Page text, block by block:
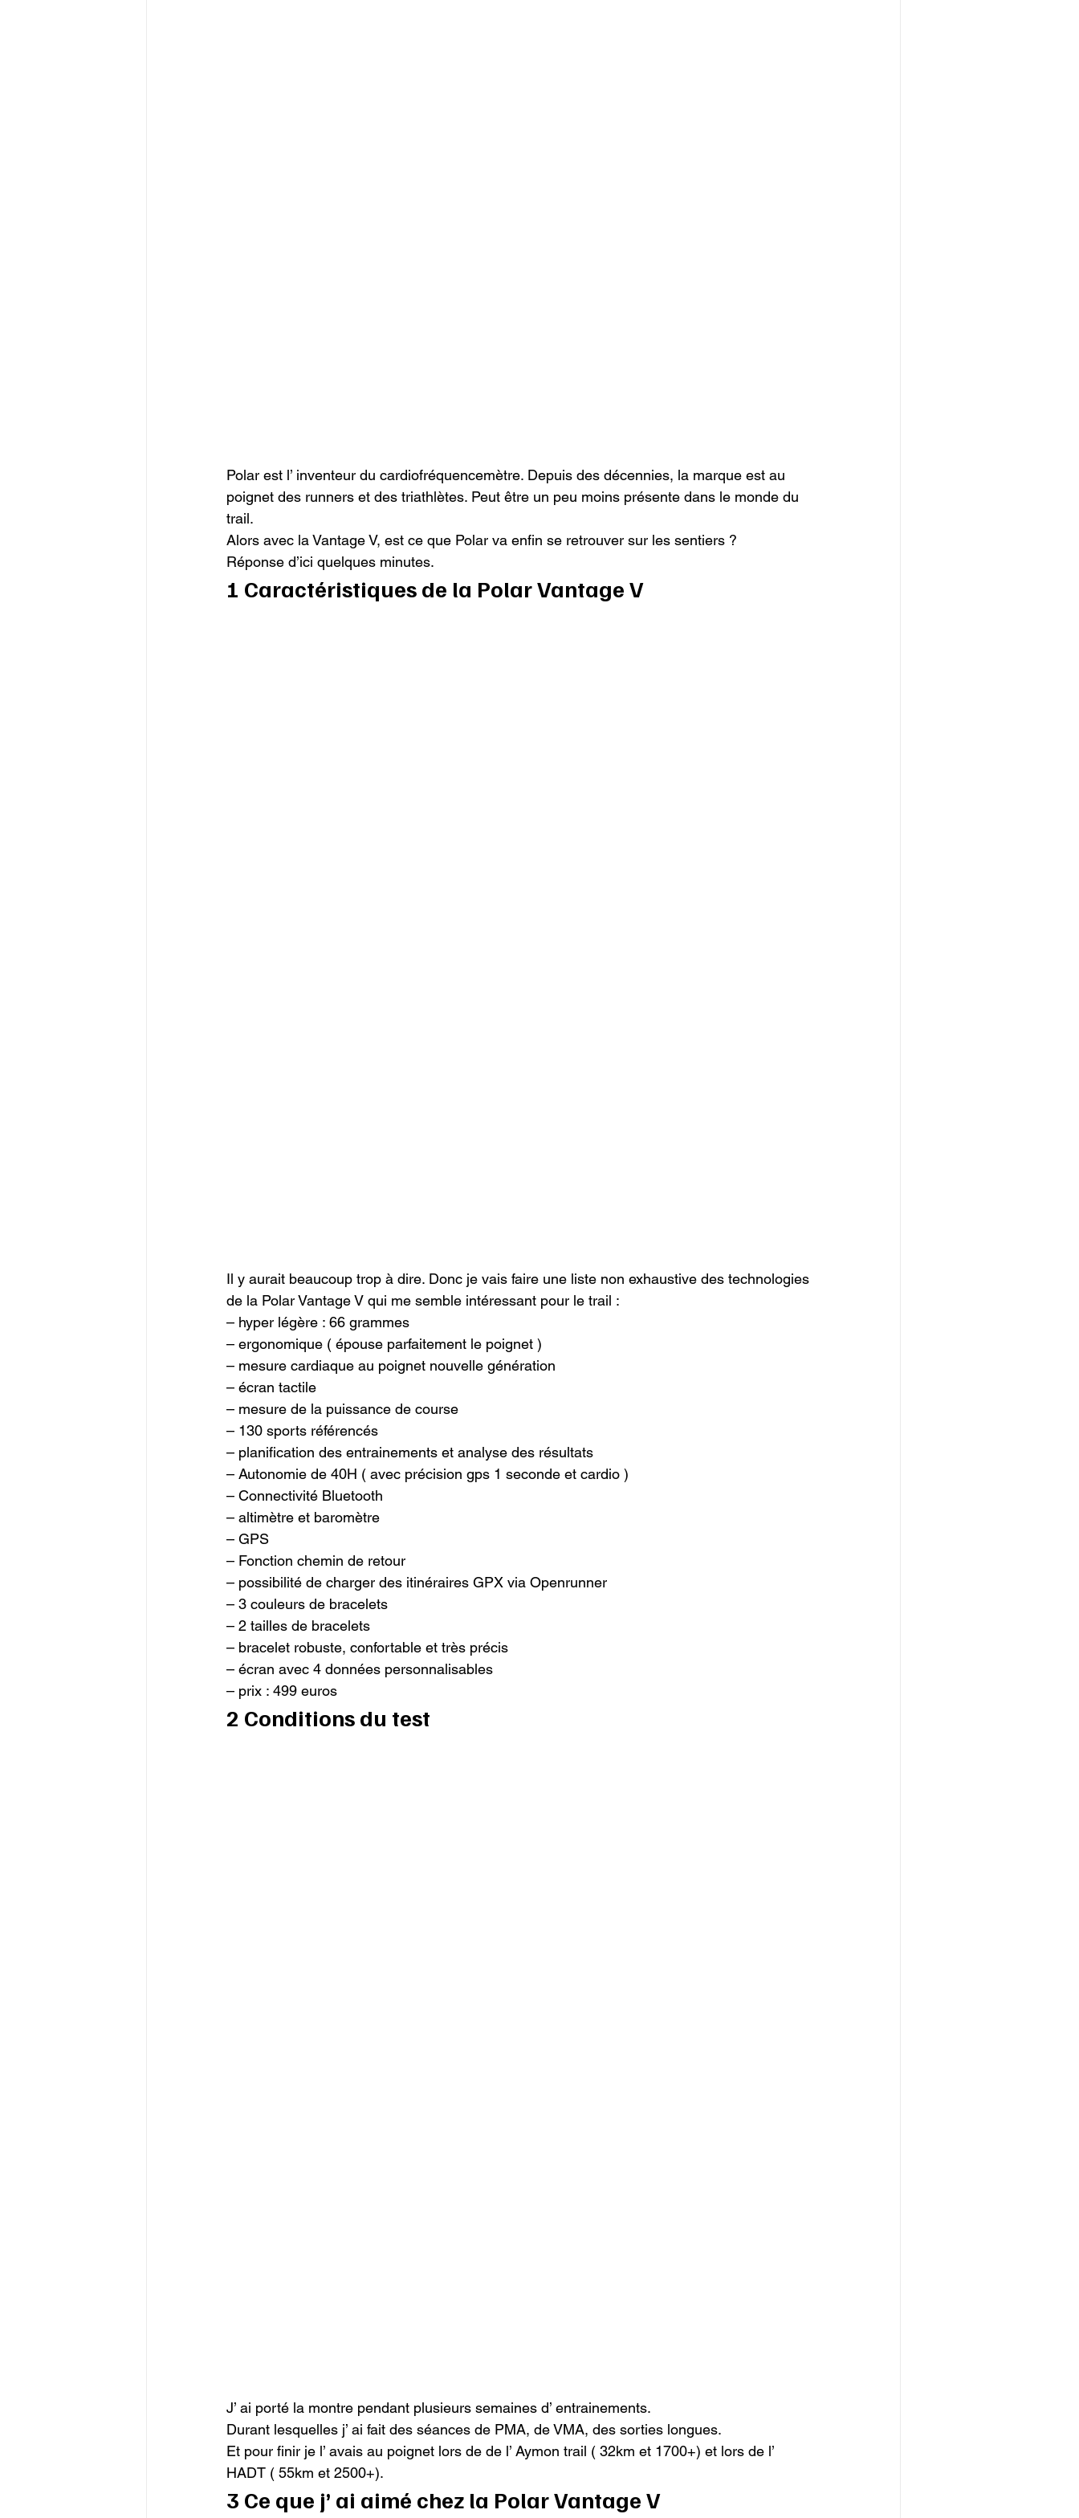
Polar est l’ inventeur du cardiofréquencemètre. Depuis des décennies, la marque est au
poignet des runners et des triathlètes. Peut être un peu moins présente dans le monde du
trail.
Alors avec la Vantage V, est ce que Polar va enfin se retrouver sur les sentiers ?
Réponse d’ici quelques minutes.
1 Caractéristiques de la Polar Vantage V
Il y aurait beaucoup trop à dire. Donc je vais faire une liste non exhaustive des technologies
de la Polar Vantage V qui me semble intéressant pour le trail :
– hyper légère : 66 grammes
– ergonomique ( épouse parfaitement le poignet )
– mesure cardiaque au poignet nouvelle génération
– écran tactile
– mesure de la puissance de course
– 130 sports référencés
– planification des entrainements et analyse des résultats
– Autonomie de 40H ( avec précision gps 1 seconde et cardio )
– Connectivité Bluetooth
– altimètre et baromètre
– GPS
– Fonction chemin de retour
– possibilité de charger des itinéraires GPX via Openrunner
– 3 couleurs de bracelets
– 2 tailles de bracelets
– bracelet robuste, confortable et très précis
– écran avec 4 données personnalisables
– prix : 499 euros
2 Conditions du test
J’ ai porté la montre pendant plusieurs semaines d’ entrainements.
Durant lesquelles j’ ai fait des séances de PMA, de VMA, des sorties longues.
Et pour finir je l’ avais au poignet lors de de l’ Aymon trail ( 32km et 1700+) et lors de l’
HADT ( 55km et 2500+).
3 Ce que j’ ai aimé chez la Polar Vantage V